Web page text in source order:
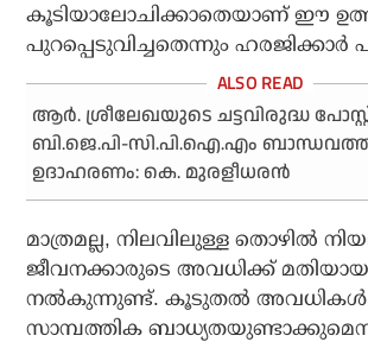
കൂടിയാലോചിക്കാതെയാണ് ഈ
പുറപ്പെടുവിച്ചതെന്നും ഹരജിക്കാര്‍
ആര്‍. ശ്രീലേഖയുടെ ചട്ടവിരുദ്ധ
ബി.ജെ.പി-സി.പി.ഐ.എം
ഉദാഹരണം: കെ. മുരളീധരന്‍
മാത്രമല്ല, നിലവിലുള്ള തൊഴില്‍
ജീവനക്കാരുടെ അവധിക്ക്
നല്‍കുന്നുണ്ട്. കൂടുതല്‍ അവധികള്‍
സാമ്പത്തിക